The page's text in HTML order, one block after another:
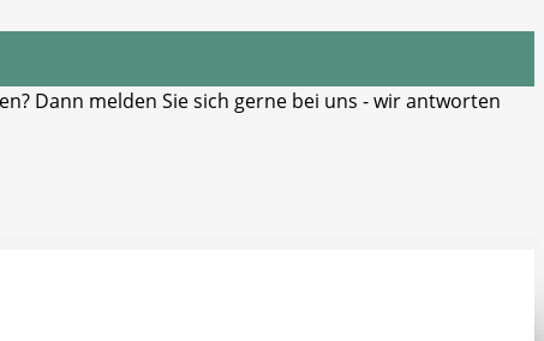
Dann melden Sie sich gerne bei uns - wir antworten